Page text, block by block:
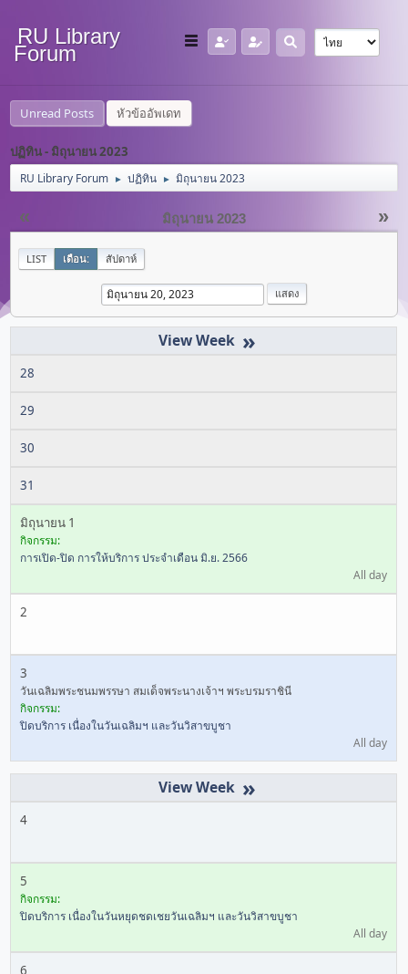
RU Library
Forum
Unread Posts หัวข้ออัพเดท
ปฏิทิน - มิถุนายน 2023
RU Library Forum ► ปฏิทิน ► มิถุนายน 2023
« »
มิถุนายน 2023
LIST เดือน: สัปดาห์
»
28
29
30
31
มิถุนายน 1
กิจกรรม:
การเปิด-ปิด การให้บริการ ประจำเดือน มิ.ย. 2566
All day
2
3
วันเฉลิมพระชนมพรรษา สมเด็จพระนางเจ้าฯ พระบรมราชินี
กิจกรรม:
ปิดบริการ เนื่องในวันเฉลิมฯ และวันวิสาขบูชา
All day
»
4
5
กิจกรรม:
ปิดบริการ เนื่องในวันหยุดชดเชยวันเฉลิมฯ และวันวิสาขบูชา
All day
6